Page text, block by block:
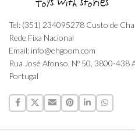
Tel: (351) 234095278 Custo de
Rede Fixa Nacional
Email: info@ehgoom.com
Rua José Afonso, Nº 50, 3800-438
Portugal